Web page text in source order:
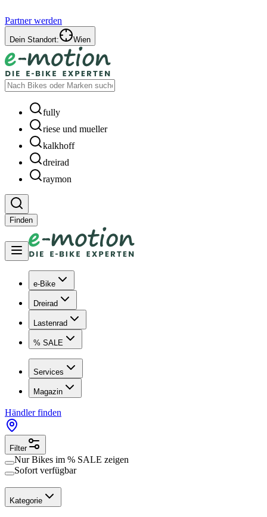
Partner werden
Dein Standort: Wien
fully
riese und mueller
kalkhoff
dreirad
raymon
Finden
e-Bike
Dreirad
Lastenrad
% SALE
Services
Magazin
Händler finden
Filter
Nur Bikes im % SALE zeigen
Sofort verfügbar
Kategorie